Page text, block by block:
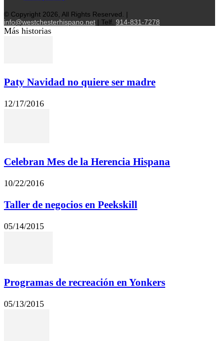
© Copyright 2026, All Rights Reserved. |
info@westchesterhispano.net | Telf. 914-831-7278
Más historias
Paty Navidad no quiere ser madre
12/17/2016
Celebran Mes de la Herencia Hispana
10/22/2016
Taller de negocios en Peekskill
05/14/2015
Programas de recreación en Yonkers
05/13/2015